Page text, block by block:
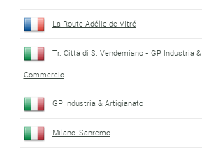
La Route Adélie de VItré
Tr. Città di S. Vendemiano - GP Industria &
Commercio
GP Industria & Artigianato
Milano-Sanremo